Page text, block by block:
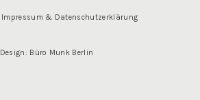
Impressum & Datenschutzerklärung
Design: Büro Munk Berlin